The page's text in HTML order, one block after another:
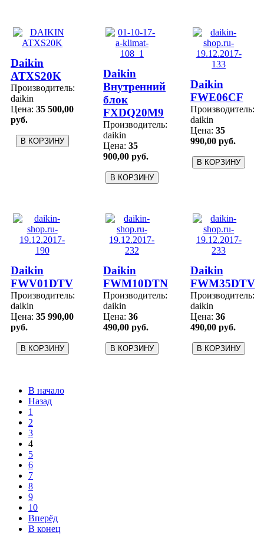
Daikin
ATXS20K
Производитель:
daikin
Цена: 35 500,00
руб.
Daikin
Внутренний
блок
FXDQ20M9
Производитель:
daikin
Цена:35
900,00 руб.
Daikin
FWE06CF
Производитель:
daikin
Цена: 35
990,00 руб.
Daikin
FWV01DTV
Производитель:
daikin
Цена: 35 990,00
руб.
Daikin
FWM10DTN
Производитель:
daikin
Цена:36
490,00 руб.
Daikin
FWM35DTV
Производитель:
daikin
Цена: 36
490,00 руб.
В начало
Назад
1
2
3
4
5
6
7
8
9
10
Вперёд
В конец